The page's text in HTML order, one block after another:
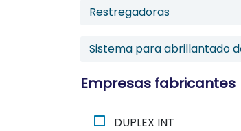
Restregadoras
Sistema para abrillantado
Empresas fabricantes
DUPLEX INT